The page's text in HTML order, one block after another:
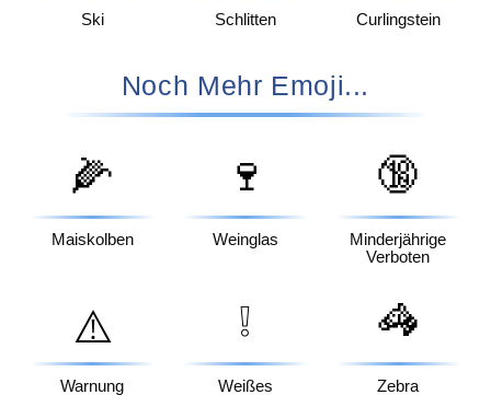
Ski Schlitten Curlingstein
Noch Mehr Emoji...
🌽
Maiskolben
🍷
Weinglas
🔞
Minderjährige
Verboten
⚠️
Warnung
❕
Weißes
🦓
Zebra